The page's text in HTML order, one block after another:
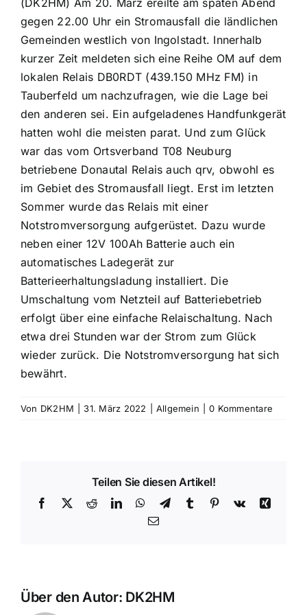
gegen 22.00 Uhr ein Stromausfall die ländlichen
Gemeinden westlich von Ingolstadt. Innerhalb
kurzer Zeit meldeten sich eine Reihe OM auf dem
lokalen Relais DB0RDT (439.150 MHz FM) in
Tauberfeld um nachzufragen, wie die Lage bei
den anderen sei. Ein aufgeladenes Handfunkgerät
hatten wohl die meisten parat. Und zum Glück
war das vom Ortsverband T08 Neuburg
betriebene Donautal Relais auch qrv, obwohl es
im Gebiet des Stromausfall liegt. Erst im letzten
Sommer wurde das Relais mit einer
Notstromversorgung aufgerüstet. Dazu wurde
neben einer 12V 100Ah Batterie auch ein
automatisches Ladegerät zur
Batterieerhaltungsladung installiert. Die
Umschaltung vom Netzteil auf Batteriebetrieb
erfolgt über eine einfache Relaischaltung. Nach
etwa drei Stunden war der Strom zum Glück
wieder zurück. Die Notstromversorgung hat sich
bewährt.
Von DK2HM 31. März 2022 Allgemein 0 Kommentare
Teilen Sie diesen Artikel!
Facebook
X RedditLinkedInWhatsApp
TelegramTumblr Pinterest
Vk
Xing
E-
Über den Autor: DK2HM